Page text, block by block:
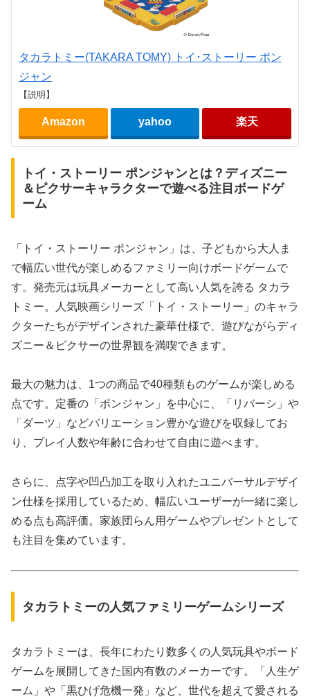
タカラトミー(TAKARA TOMY) トイ･ストーリー ポン
ジャン
【説明】
Amazon yahoo 楽天
トイ・ストーリー ポンジャンとは？ディズニー
＆ピクサーキャラクターで遊べる注目ボードゲ
ーム
「トイ・ストーリー ポンジャン」は、子どもから大人ま
で幅広い世代が楽しめるファミリー向けボードゲームで
す。発売元は玩具メーカーとして高い人気を誇る タカラ
トミー。人気映画シリーズ「トイ・ストーリー」のキャラ
クターたちがデザインされた豪華仕様で、遊びながらディ
ズニー＆ピクサーの世界観を満喫できます。
最大の魅力は、1つの商品で40種類ものゲームが楽しめる
点です。定番の「ポンジャン」を中心に、「リバーシ」や
「ダーツ」などバリエーション豊かな遊びを収録してお
り、プレイ人数や年齢に合わせて自由に遊べます。
さらに、点字や凹凸加工を取り入れたユニバーサルデザイ
ン仕様を採用しているため、幅広いユーザーが一緒に楽し
める点も高評価。家族団らん用ゲームやプレゼントとして
も注目を集めています。
タカラトミーの人気ファミリーゲームシリーズ
タカラトミーは、長年にわたり数多くの人気玩具やボード
ゲームを展開してきた国内有数のメーカーです。「人生ゲ
ーム」や「黒ひげ危機一発」など、世代を超えて愛される